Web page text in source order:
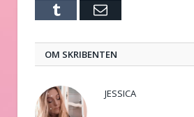
Tumblr E-
OM SKRIBENTEN
JESSICA